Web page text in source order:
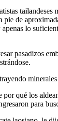
tailandeses
pie de
lo
pasadizos
minerales
qué los
para